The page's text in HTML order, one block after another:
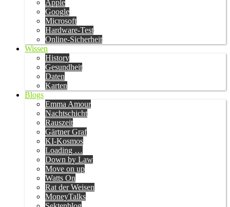
Apple
Google
Microsoft
Hardware-Test
Online-Sicherheit
Wissen
History
Gesundheit
Daten
Karten
Blogs
Emma Amour
Nachtschicht
Rauszeit
Gärtner Graf
KI-Kosmos
Loading …
Down by Law
Move on up
Watts On
Rat der Weisen
MoneyTalks